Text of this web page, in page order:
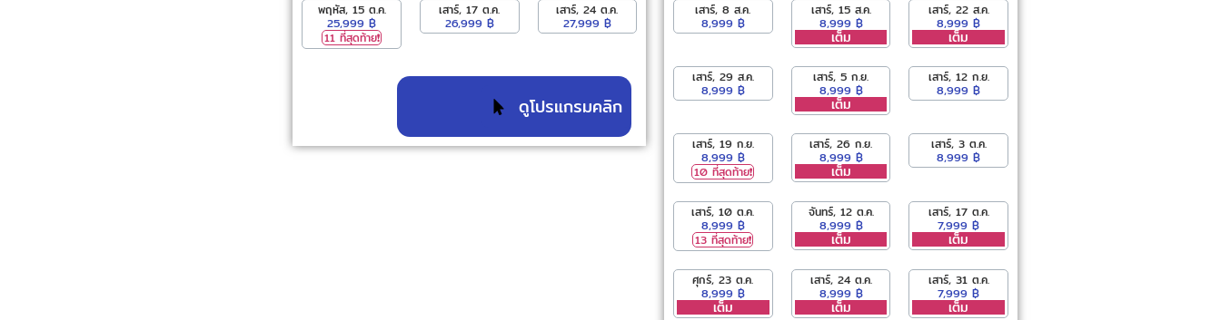
พฤหัส, 15 ต.ค.
25,999 ฿
11 ที่สุดท้าย❗️
เสาร์, 17 ต.ค.
26,999 ฿
เสาร์, 24 ต.ค.
27,999 ฿
ดูโปรแกรมคลิก
เสาร์, 8 ส.ค.
8,999 ฿
เสาร์, 15 ส.ค.
8,999 ฿
เต็ม
เสาร์, 22 ส.ค.
8,999 ฿
เต็ม
เสาร์, 29 ส.ค.
8,999 ฿
เสาร์, 5 ก.ย.
8,999 ฿
เต็ม
เสาร์, 12 ก.ย.
8,999 ฿
เสาร์, 19 ก.ย.
8,999 ฿
10 ที่สุดท้าย❗️
เสาร์, 26 ก.ย.
8,999 ฿
เต็ม
เสาร์, 3 ต.ค.
8,999 ฿
เสาร์, 10 ต.ค.
8,999 ฿
13 ที่สุดท้าย❗️
จันทร์, 12 ต.ค.
8,999 ฿
เต็ม
เสาร์, 17 ต.ค.
7,999 ฿
เต็ม
ศุกร์, 23 ต.ค.
8,999 ฿
เต็ม
เสาร์, 24 ต.ค.
8,999 ฿
เต็ม
เสาร์, 31 ต.ค.
7,999 ฿
เต็ม